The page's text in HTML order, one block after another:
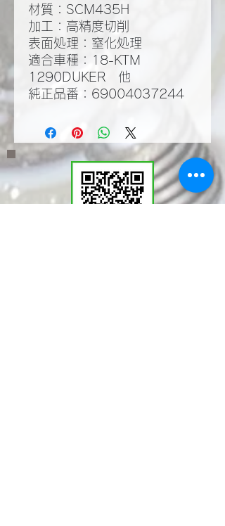
材質：SCM435H
​加工：高精度切削
​表面処理：窒化処理​
適合車種：18-KTM
1290DUKER 他
純正品番：69004037244